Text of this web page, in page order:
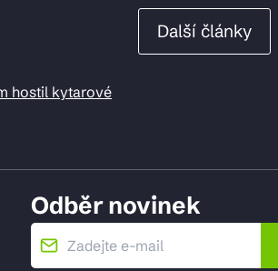
hostil kytarové
Další články
Odběr novinek